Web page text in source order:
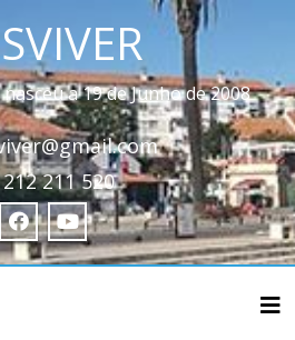
a 19 de Junho de 2008
212 211 520